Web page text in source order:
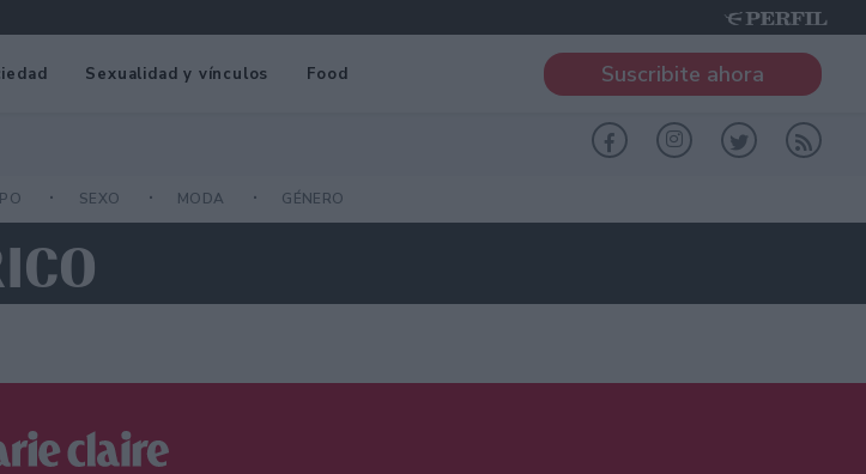
Sexualidad y vínculos Food Suscribite ahora
SEXO MODA GÉNERO